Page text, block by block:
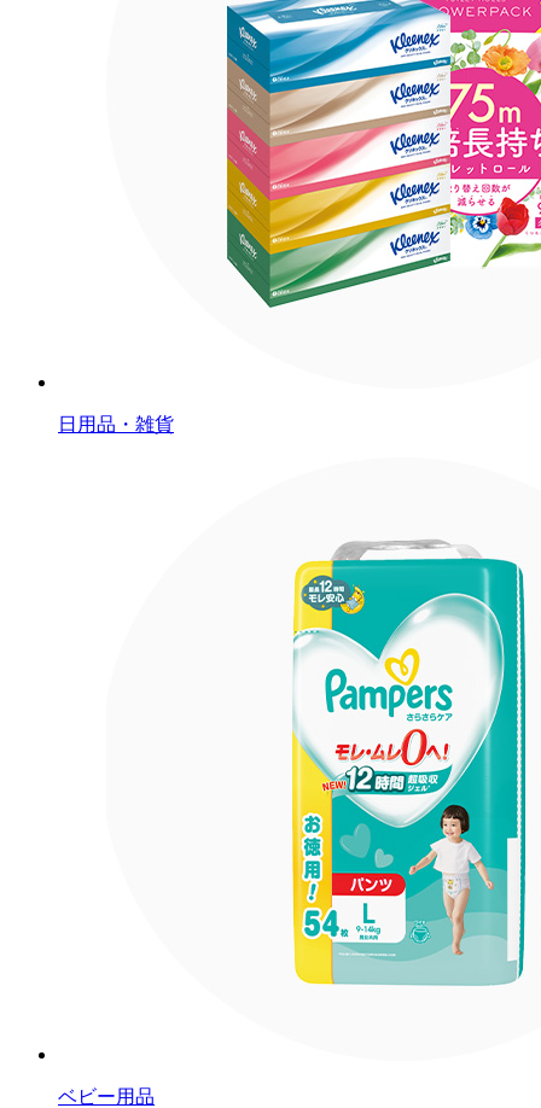
日用品・雑貨
ベビー用品